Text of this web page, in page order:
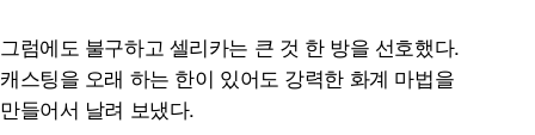
그럼에도 불구하고 셀리카는 큰 것 한 방을 선호했다.
캐스팅을 오래 하는 한이 있어도 강력한 화계 마법을
만들어서 날려 보냈다.